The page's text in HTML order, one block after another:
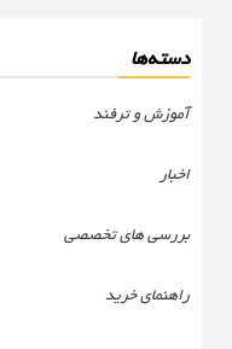
دسته‌ها
آموزش و ترفند
اخبار
بررسی های تخصصی
راهنمای خرید